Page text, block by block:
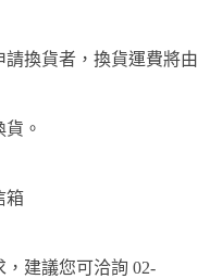
請換貨者，換貨運費將由
。
箱
建議您可洽詢 02-